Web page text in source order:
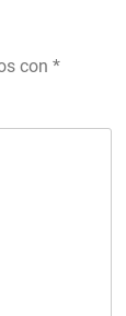
con *